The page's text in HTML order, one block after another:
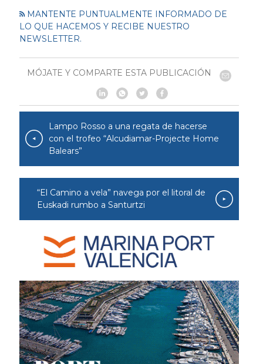
MANTENTE PUNTUALMENTE INFORMADO DE
LO QUE HACEMOS Y RECIBE NUESTRO
NEWSLETTER.
MÓJATE Y COMPARTE ESTA PUBLICACIÓN
Lampo Rosso a una regata de hacerse
con el trofeo “Alcudiamar-Projecte Home
Balears”
“El Camino a vela” navega por el litoral de
Euskadi rumbo a Santurtzi